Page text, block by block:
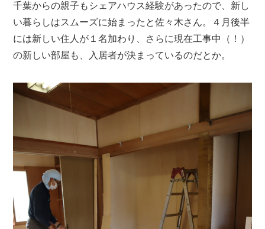
千葉からの親子もシェアハウス経験があったので、新し
い暮らしはスムーズに始まったと佐々木さん。４月後半
には新しい住人が１名加わり、さらに現在工事中（！）
の新しい部屋も、入居者が決まっているのだとか。